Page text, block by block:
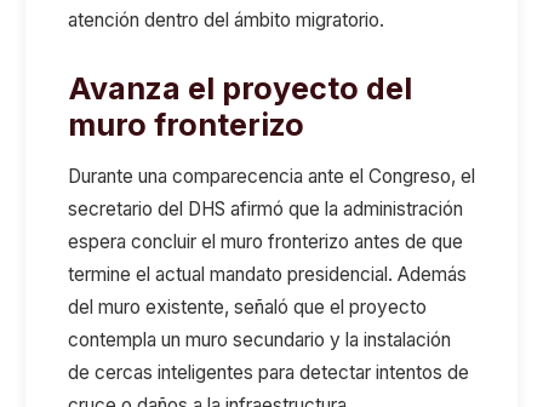
atención dentro del ámbito migratorio.
Avanza el proyecto del
muro fronterizo
Durante una comparecencia ante el Congreso, el
secretario del DHS afirmó que la administración
espera concluir el muro fronterizo antes de que
termine el actual mandato presidencial. Además
del muro existente, señaló que el proyecto
contempla un muro secundario y la instalación
de cercas inteligentes para detectar intentos de